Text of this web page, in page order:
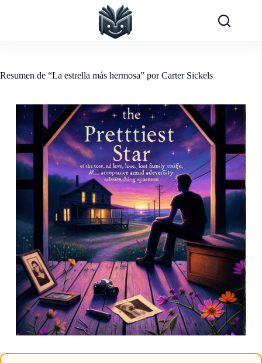
Resumen de “La estrella más hermosa” por Carter Sickels